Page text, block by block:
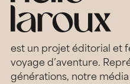
est un projet éditorial et
voyage d’aventure.
générations, notre